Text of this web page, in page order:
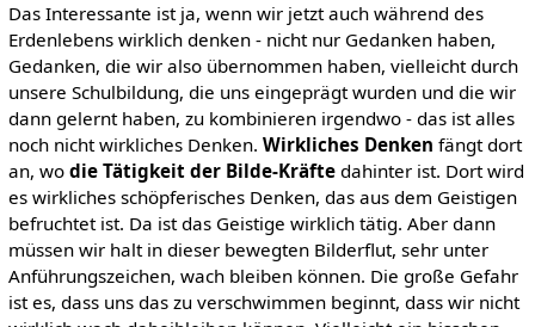
Das Interessante ist ja, wenn wir jetzt auch während des
Erdenlebens wirklich denken - nicht nur Gedanken haben,
Gedanken, die wir also übernommen haben, vielleicht durch
unsere Schulbildung, die uns eingeprägt wurden und die wir
dann gelernt haben, zu kombinieren irgendwo - das ist alles
noch nicht wirkliches Denken. Wirkliches Denken fängt dort
an, wo die Tätigkeit der Bilde-Kräftedahinter ist. Dort wird
es wirkliches schöpferisches Denken, das aus dem Geistigen
befruchtet ist. Da ist das Geistige wirklich tätig. Aber dann
müssen wir halt in dieser bewegten Bilderflut, sehr unter
Anführungszeichen, wach bleiben können. Die große Gefahr
ist es, dass uns das zu verschwimmen beginnt, dass wir nicht